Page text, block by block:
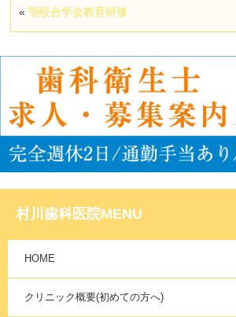
«顎咬合学会教育研修
村川歯科医院MENU
HOME
クリニック概要(初めての方へ)